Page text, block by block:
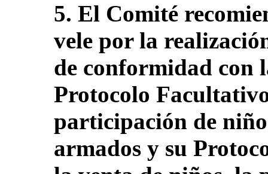
5. El Comité
vele por la
de conformidad con
Protocolo
participación de
armados y su